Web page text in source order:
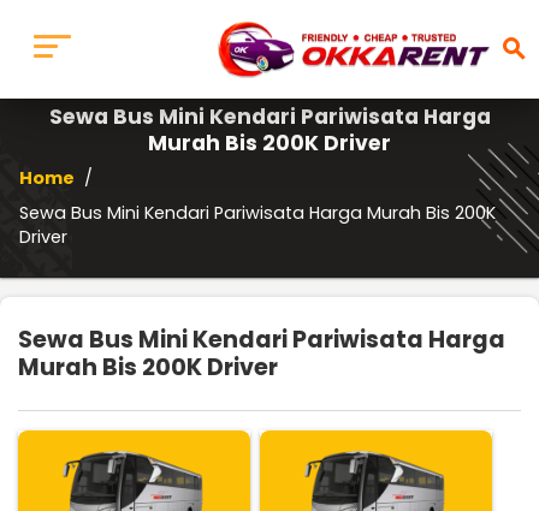
search
Sewa Bus Mini Kendari Pariwisata Harga
Murah Bis 200K Driver
Home /
Sewa Bus Mini Kendari Pariwisata Harga Murah Bis 200K
Driver
Sewa Bus Mini Kendari Pariwisata Harga
Murah Bis 200K Driver